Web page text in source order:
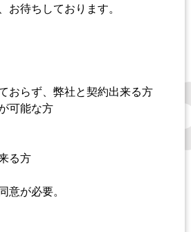
お待ちしております。
おらず、弊社と契約出来る方
可能な方
る方
意が必要。